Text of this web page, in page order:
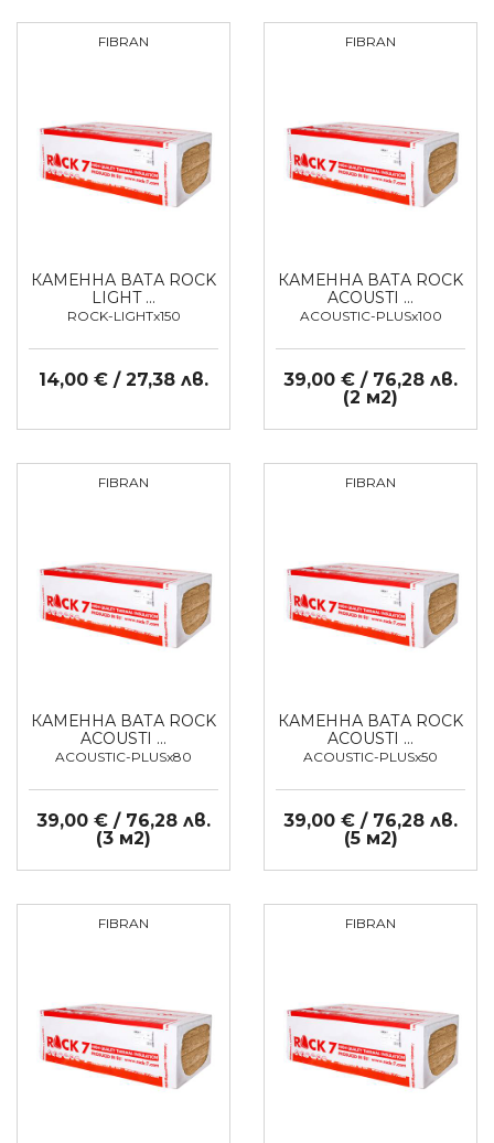
FIBRAN
КАМЕННА ВАТА ROCK
LIGHT …
ROCK-LIGHTx150
14,00 € / 27,38 лв.
FIBRAN
КАМЕННА ВАТА ROCK
ACOUSTI …
ACOUSTIC-PLUSx100
39,00 € / 76,28 лв.
(2 м2)
FIBRAN
КАМЕННА ВАТА ROCK
ACOUSTI …
ACOUSTIC-PLUSx80
39,00 € / 76,28 лв.
(3 м2)
FIBRAN
КАМЕННА ВАТА ROCK
ACOUSTI …
ACOUSTIC-PLUSx50
39,00 € / 76,28 лв.
(5 м2)
FIBRAN FIBRAN